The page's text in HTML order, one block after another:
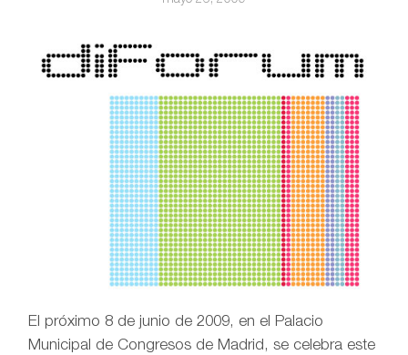
El próximo 8 de junio de 2009, en el Palacio
Municipal de Congresos de Madrid, se celebra este